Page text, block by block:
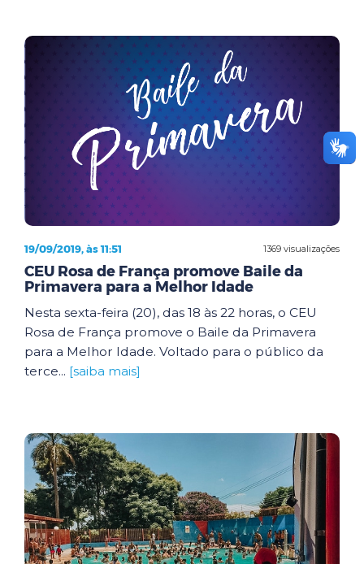
1369 visualizações
19/09/2019, às 11:51
CEU Rosa de França promove Baile da
Primavera para a Melhor Idade
Nesta sexta-feira (20), das 18 às 22 horas, o CEU
Rosa de França promove o Baile da Primavera
para a Melhor Idade. Voltado para o público da
terce... [saiba mais]